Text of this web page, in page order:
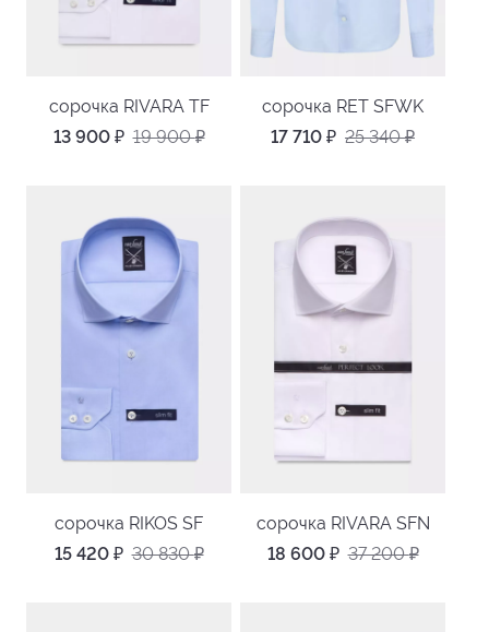
сорочка RIVARA TF
13 900 ₽ 19 900₽
сорочка RET SFWK
17 710 ₽ 25 340₽
сорочка RIKOS SF
15 420 ₽ 30 830₽
сорочка RIVARA SFN
18 600 ₽ 37 200₽